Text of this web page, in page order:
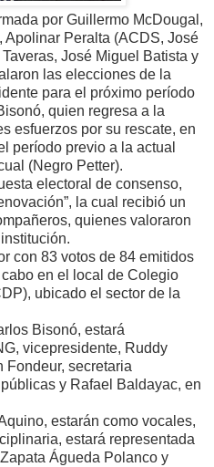
por Guillermo McDougal,
Apolinar Peralta (ACDS, José
José Miguel Batista y
las elecciones de la
para el próximo período
quien regresa a la
esfuerzos por su rescate, en
período previo a la actual
(Negro Petter).
electoral de consenso,
la cual recibió un
quienes valoraron
con 83 votos de 84 emitidos
en el local de Colegio
ubicado el sector de la
Bisonó, estará
vicepresidente, Ruddy
Fondeur, secretaria
y Rafael Baldayac, en
estarán como vocales,
estará representada
Águeda Polanco y